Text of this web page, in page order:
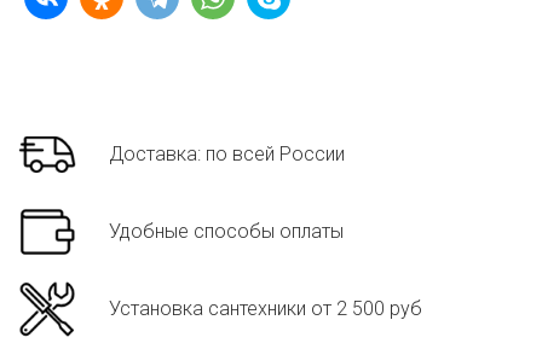
Доставка: по всей России
Удобные способы оплаты
Установка сантехники от 2 500 руб